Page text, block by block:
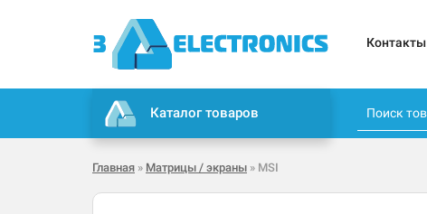
Контакты
Каталог товаров
Главная » Матрицы / экраны » MSI